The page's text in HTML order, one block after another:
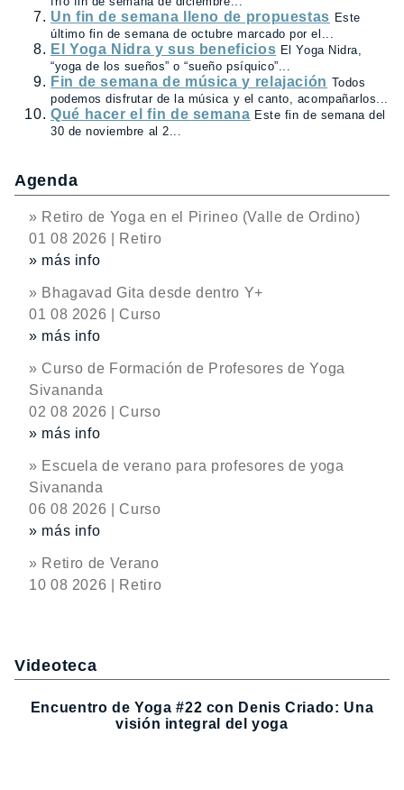
Un fin de semana lleno de propuestas Este
último fin de semana de octubre marcado por el...
El Yoga Nidra y sus beneficios El Yoga Nidra,
“yoga de los sueños” o “sueño psíquico”...
Fin de semana de música y relajación Todos
podemos disfrutar de la música y el canto, acompañarlos...
Qué hacer el fin de semana Este fin de semana del
30 de noviembre al 2...
Agenda
» Retiro de Yoga en el Pirineo (Valle de Ordino)
01 08 2026 | Retiro
» más info
» Bhagavad Gita desde dentro Y+
01 08 2026 | Curso
» más info
» Curso de Formación de Profesores de Yoga
Sivananda
02 08 2026 | Curso
» más info
» Escuela de verano para profesores de yoga
Sivananda
06 08 2026 | Curso
» más info
» Retiro de Verano
10 08 2026 | Retiro
Videoteca
Encuentro de Yoga #22 con Denis Criado: Una
visión integral del yoga